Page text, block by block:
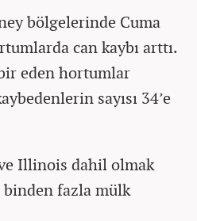
bölgelerinde Cuma
can kaybı arttı.
eden hortumlar
sayısı 34’e
Illinois dahil olmak
binden fazla mülk